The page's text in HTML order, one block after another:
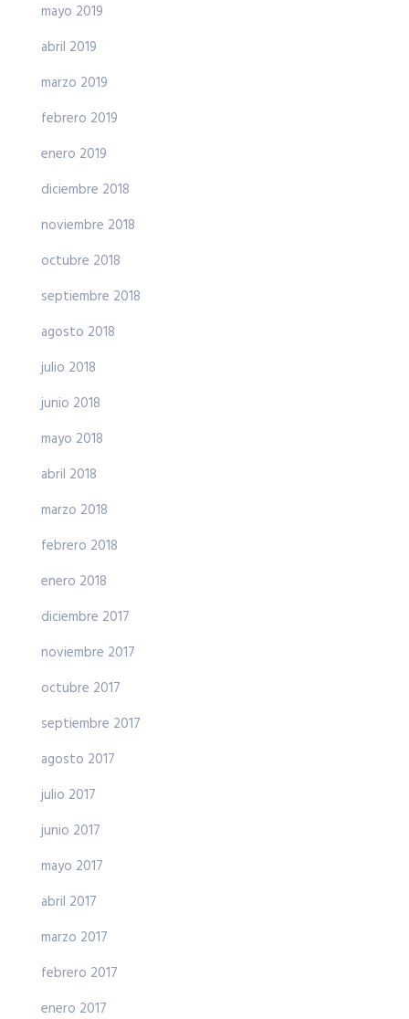
mayo 2019
abril 2019
marzo 2019
febrero 2019
enero 2019
diciembre 2018
noviembre 2018
octubre 2018
septiembre 2018
agosto 2018
julio 2018
junio 2018
mayo 2018
abril 2018
marzo 2018
febrero 2018
enero 2018
diciembre 2017
noviembre 2017
octubre 2017
septiembre 2017
agosto 2017
julio 2017
junio 2017
mayo 2017
abril 2017
marzo 2017
febrero 2017
enero 2017